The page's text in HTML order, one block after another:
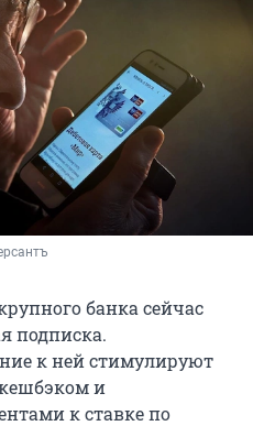
банка сейчас
подписка.
к ней стимулируют
и
к ставке по